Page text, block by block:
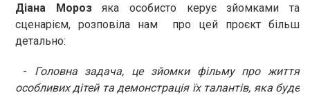
Діана Морозяка особисто керує зйомками та
сценарієм, розповіла нам про цей проєкт більш
детально:
- Головна задача, це зйомки фільму про життя
особливих дітей та демонстрація їх талантів, яка буде